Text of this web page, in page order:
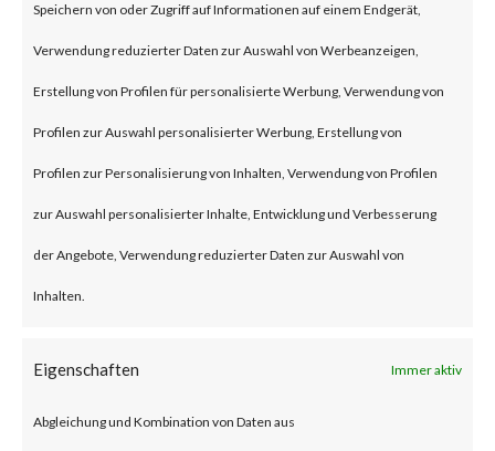
Speichern von oder Zugriff auf Informationen auf einem Endgerät,
Verwendung reduzierter Daten zur Auswahl von Werbeanzeigen,
Erstellung von Profilen für personalisierte Werbung, Verwendung von
Profilen zur Auswahl personalisierter Werbung, Erstellung von
Profilen zur Personalisierung von Inhalten, Verwendung von Profilen
zur Auswahl personalisierter Inhalte, Entwicklung und Verbesserung
der Angebote, Verwendung reduzierter Daten zur Auswahl von
Inhalten.
Eigenschaften Immer aktiv
Abgleichung und Kombination von Daten aus
CVE-2023-33246 is a command
injection vulnerability that
affects Apache RocketMQ
versions 5.1 and lower.
Successful exploitation of the
vulnerability allows a remote
attacker to execute commands
as the system user under which
function.